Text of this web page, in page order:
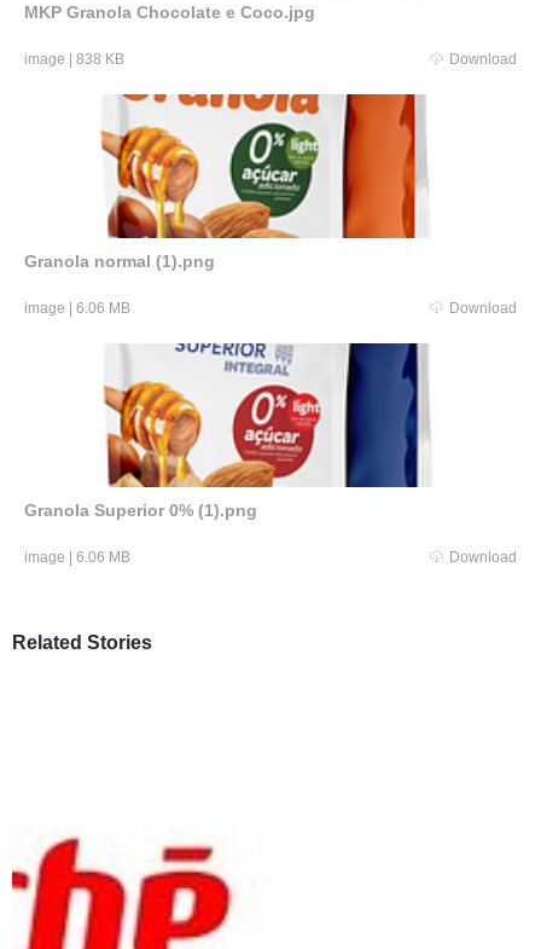
MKP Granola Chocolate e Coco.jpg
image | 838 KB Download
Granola normal (1).png
image | 6.06 MB Download
Granola Superior 0% (1).png
image | 6.06 MB Download
Related Stories